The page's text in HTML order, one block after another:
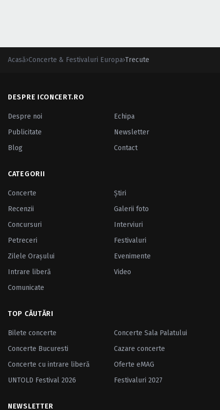
Acasă›Concerte & Festivaluri Europa›Trecute
DESPRE ICONCERT.RO
Despre noi
Echipa
Publicitate
Newsletter
Blog
Contact
CATEGORII
Concerte
Ştiri
Recenzii
Galerii foto
Concursuri
Interviuri
Petreceri
Festivaluri
Zilele Oraşului
Evenimente
Intrare liberă
Video
Comunicate
TOP CĂUTĂRI
Bilete concerte
Concerte Sala Palatului
Concerte Bucuresti
Cazare concerte
Concerte cu intrare liberă
Oferte eMAG
UNTOLD Festival 2026
Festivaluri 2027
NEWSLETTER